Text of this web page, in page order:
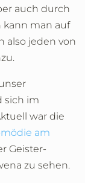
auch durch
kann man auf
also jeden von
sich im
war die
am
Geister-
zu sehen.